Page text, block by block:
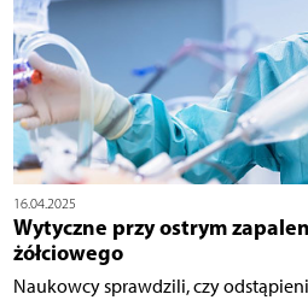
16.04.2025
Wytyczne przy ostrym
żółciowego
Naukowcy sprawdzili, czy